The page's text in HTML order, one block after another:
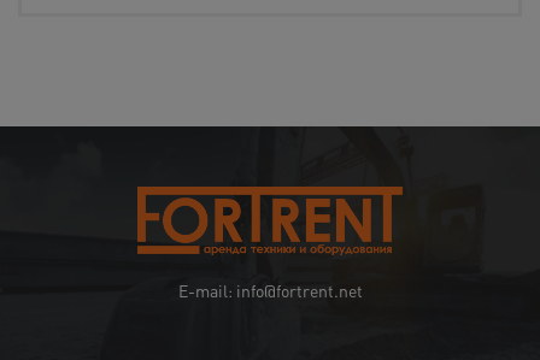
E-mail: info@fortrent.net